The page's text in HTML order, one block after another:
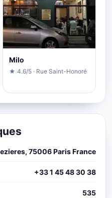
Milo
★ 4.6/5 · Rue Saint-Honoré
75006 Paris France
+33 1 45 48 30 38
535